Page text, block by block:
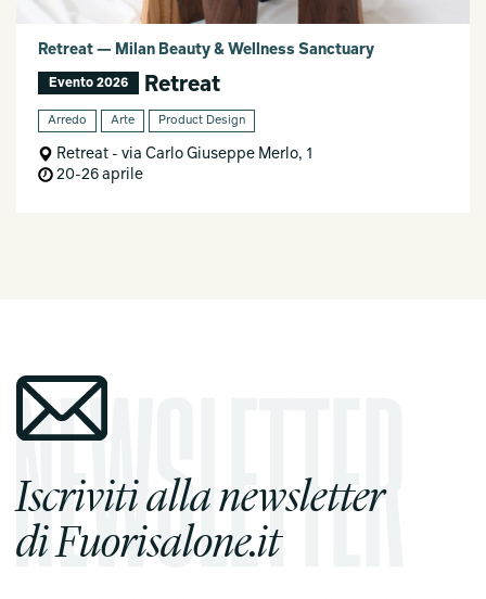
Retreat — Milan Beauty & Wellness Sanctuary
Evento 2026 Retreat
Arredo Arte Product Design
Retreat - via Carlo Giuseppe Merlo, 1
20-26 aprile
Iscriviti alla newsletter
di Fuorisalone.it